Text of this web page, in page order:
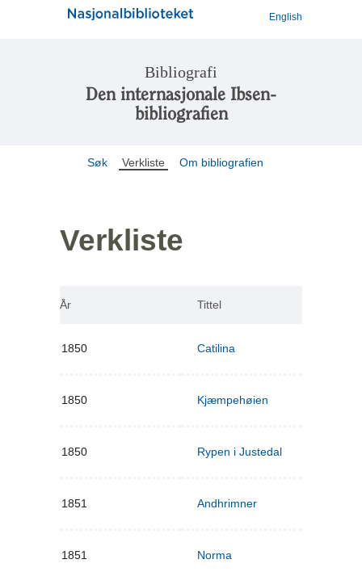
English
Bibliografi
Den internasjonale Ibsen-
bibliografien
Søk Verkliste Om bibliografien
Verkliste
År Tittel
1850 Catilina
1850 Kjæmpehøien
1850 Rypen i Justedal
1851 Andhrimner
1851 Norma